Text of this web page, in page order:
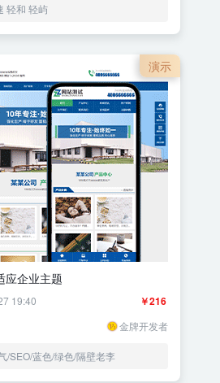
轻和 轻屿
演示
应企业主题
￥216
19:40
金牌开发者
/SEO/蓝色/绿色/隔壁老李